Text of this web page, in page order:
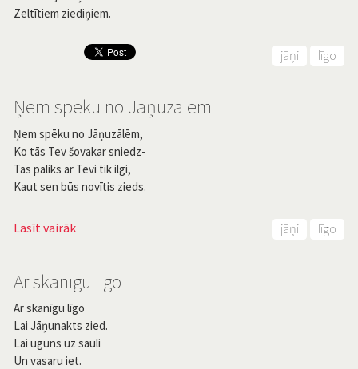
Zeltītiem ziediņiem.
jāņi līgo
Ņem spēku no Jāņuzālēm
Ņem spēku no Jāņuzālēm,
Ko tās Tev šovakar sniedz-
Tas paliks ar Tevi tik ilgi,
Kaut sen būs novītis zieds.
Lasīt vairāk jāņi līgo
Ar skanīgu līgo
Ar skanīgu līgo
Lai Jāņunakts zied.
Lai uguns uz sauli
Un vasaru iet.